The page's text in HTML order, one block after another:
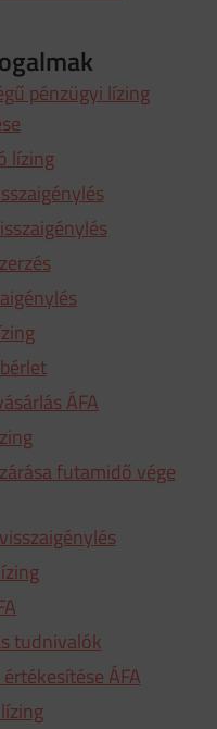
pénzügyi lízing
lízing
ÁFA
futamidő vége
tudnivalók
ÁFA